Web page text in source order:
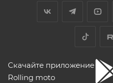
Скачайте приложение
Rolling moto